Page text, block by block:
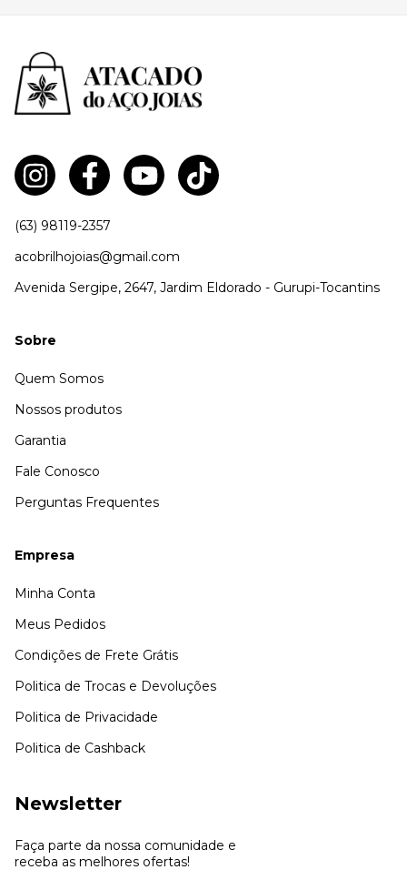
(63) 98119-2357
acobrilhojoias@gmail.com
Avenida Sergipe, 2647, Jardim Eldorado - Gurupi-Tocantins
Sobre
Quem Somos
Nossos produtos
Garantia
Fale Conosco
Perguntas Frequentes
Empresa
Minha Conta
Meus Pedidos
Condições de Frete Grátis
Politica de Trocas e Devoluções
Politica de Privacidade
Politica de Cashback
Newsletter
Faça parte da nossa comunidade e
receba as melhores ofertas!